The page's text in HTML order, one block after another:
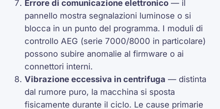
Errore di comunicazione elettronico — il
pannello mostra segnalazioni luminose o si
blocca in un punto del programma. I moduli di
controllo AEG (serie 7000/8000 in particolare)
possono subire anomalie al firmware o ai
connettori interni.
Vibrazione eccessiva in centrifuga — distinta
dal rumore puro, la macchina si sposta
fisicamente durante il ciclo. Le cause primarie